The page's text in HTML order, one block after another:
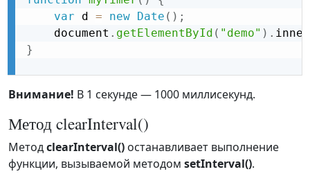
var d = new Date ( ) ;
    document
. getElementById ( "demo" ) .
}
Внимание! В 1 секунде — 1000 миллисекунд.
Метод clearInterval()
МетодclearInterval() останавливает выполнение
функции, вызываемой методом setInterval().